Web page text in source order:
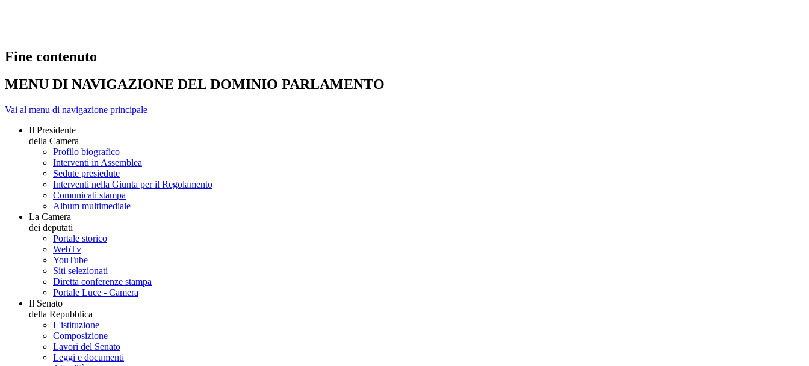
Fine contenuto
MENU DI NAVIGAZIONE DEL DOMINIO PARLAMENTO
Vai al menu di navigazione principale
Il Presidente
della Camera
Profilo biografico
Interventi in Assemblea
Sedute presiedute
Interventi nella Giunta per il Regolamento
Comunicati stampa
Album multimediale
La Camera
dei deputati
Portale storico
WebTv
YouTube
Siti selezionati
Diretta conferenze stampa
Portale Luce - Camera
Il Senato
della Repubblica
L'istituzione
Composizione
Lavori del Senato
Leggi e documenti